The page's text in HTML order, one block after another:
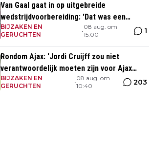
Van Gaal gaat in op uitgebreide
wedstrijdvoorbereiding: 'Dat was een
aparte discipline, een ritme'
BIJZAKEN EN
GERUCHTEN
•
08 aug. om
15:00
1
Rondom Ajax: 'Jordi Cruijff zou niet
verantwoordelijk moeten zijn voor Ajax
Vrouwen'
BIJZAKEN EN
GERUCHTEN
•
08 aug. om
10:40
203